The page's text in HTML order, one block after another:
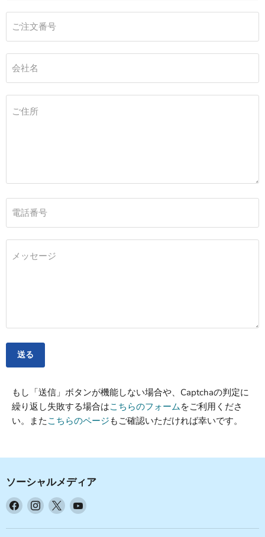
ご注文番号
会社名
ご住所
電話番号
メッセージ
送る
もし「送信」ボタンが機能しない場合や、Captchaの判定に
繰り返し失敗する場合はこちらのフォームをご利用くださ
い。またこちらのページ もご確認いただければ幸いです。
ソーシャルメディア
Facebook
見
Instagram
見
X
見
YouTube
見